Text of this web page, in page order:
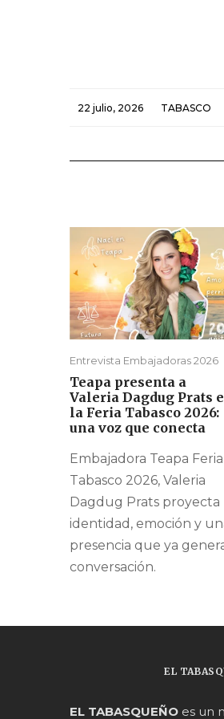
22 julio, 2026 TABASCO
Entrevista Embajadoras 2026
Teapa presenta a
Valeria Dagdug Prats
la Feria Tabasco 2026:
una voz que conecta
Embajadora Teapa Feria
Tabasco 2026, Valeria
Dagdug Prats proyecta
identidad, emoción y
presencia que ya
conversación.
EL
EL TABASQUEÑO es un